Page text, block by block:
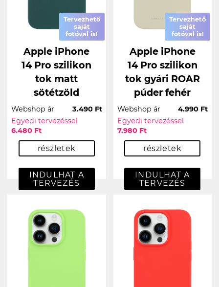
Tervezhető
saját
fotóval is!
Apple iPhone
14 Pro szilikon
tok matt
sötétzöld
Webshop ár
3.490 Ft
Egyedi tervezéssel
6.480 Ft
részletek
INDULHAT A
TERVEZÉS
Tervezhető
saját
fotóval is!
Apple iPhone
14 Pro szilikon
tok gyári ROAR
púder fehér
Webshop ár
4.990 Ft
Egyedi tervezéssel
7.980 Ft
részletek
INDULHAT A
TERVEZÉS